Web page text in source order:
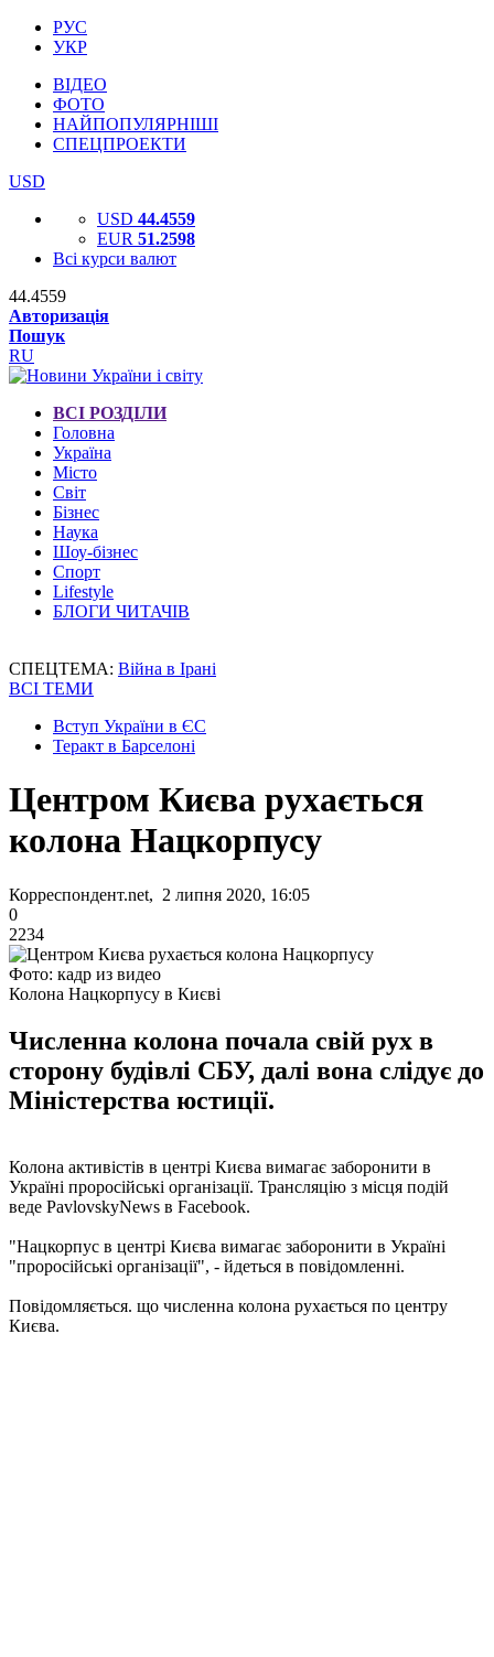
РУС
УКР
ВІДЕО
ФОТО
НАЙПОПУЛЯРНІШІ
СПЕЦПРОЕКТИ
USD
USD 44.4559
EUR 51.2598
Всі курси валют
44.4559
Авторизація
Пошук
RU
ВСІ РОЗДІЛИ
Головна
Україна
Місто
Світ
Бізнес
Наука
Шоу-бізнес
Спорт
Lifestyle
БЛОГИ ЧИТАЧІВ
СПЕЦТЕМА: Війна в Ірані
ВСІ ТЕМИ
Вступ України в ЄС
Теракт в Барселоні
Центром Києва рухається
колона Нацкорпусу
Корреспондент.net, 2 липня 2020, 16:05
0
2234
Фото: кадр из видео
Колона Нацкорпусу в Києві
Численна колона почала свій рух в
сторону будівлі СБУ, далі вона слідує до
Міністерства юстиції.
Колона активістів в центрі Києва вимагає заборонити в
Україні проросійські організації. Трансляцію з місця подій
веде PavlovskyNews в Facebook.
"Нацкорпус в центрі Києва вимагає заборонити в Україні
"проросійські організації", - йдеться в повідомленні.
Повідомляється. що численна колона рухається по центру
Києва.